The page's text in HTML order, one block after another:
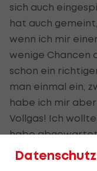
sich auch
hat auch
wenn ich mir
wenige Chancen
schon ein
man einmal ein,
habe ich mir
Vollgas! Ich
habe
glücklicherweise
Datenschutz